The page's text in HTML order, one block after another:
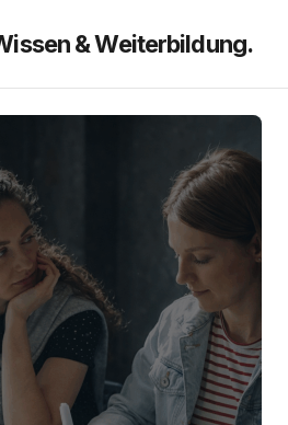
& Weiterbildung.